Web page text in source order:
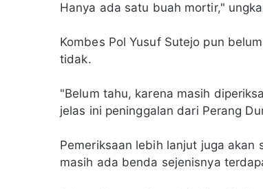
Hanya ada satu buah mortir,"
Kombes Pol Yusuf Sutejo pun
tidak.
"Belum tahu, karena masih
jelas ini peninggalan dari Perang
Pemeriksaan lebih lanjut juga akan
masih ada benda sejenisnya